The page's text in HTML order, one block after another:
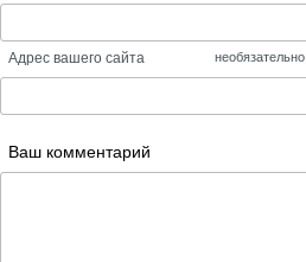
Адрес вашего сайта необязательно
Ваш комментарий